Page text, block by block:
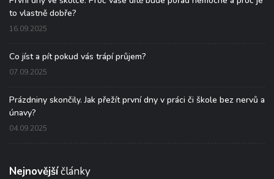
to vlastně dobře?
16.09.2025
Co jíst a pít pokud vás trápí průjem?
07.09.2025
Prázdniny skončily. Jak přežít první dny v práci či škole bez nervů a
únavy?
04.09.2025
Nejnovějšíčlánky